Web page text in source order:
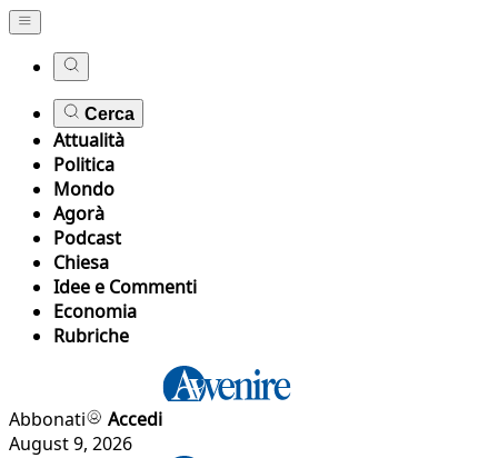
Cerca
Attualità
Politica
Mondo
Agorà
Podcast
Chiesa
Idee e Commenti
Economia
Rubriche
Abbonati
Accedi
August 9, 2026